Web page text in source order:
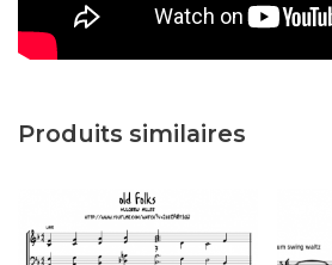
Produits similaires